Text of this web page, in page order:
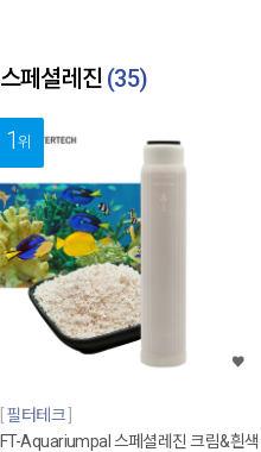
스페셜레진 (35)
1위
필터테크
FT-Aquariumpal 스페셜레진 크림&흰색